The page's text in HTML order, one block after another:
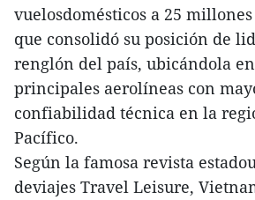
vuelosdomésticos a 25
que consolidó su posición de
renglón del país, ubicándola
principales aerolíneas con
confiabilidad técnica en la
Pacífico.
Según la famosa revista
deviajes Travel Leisure,